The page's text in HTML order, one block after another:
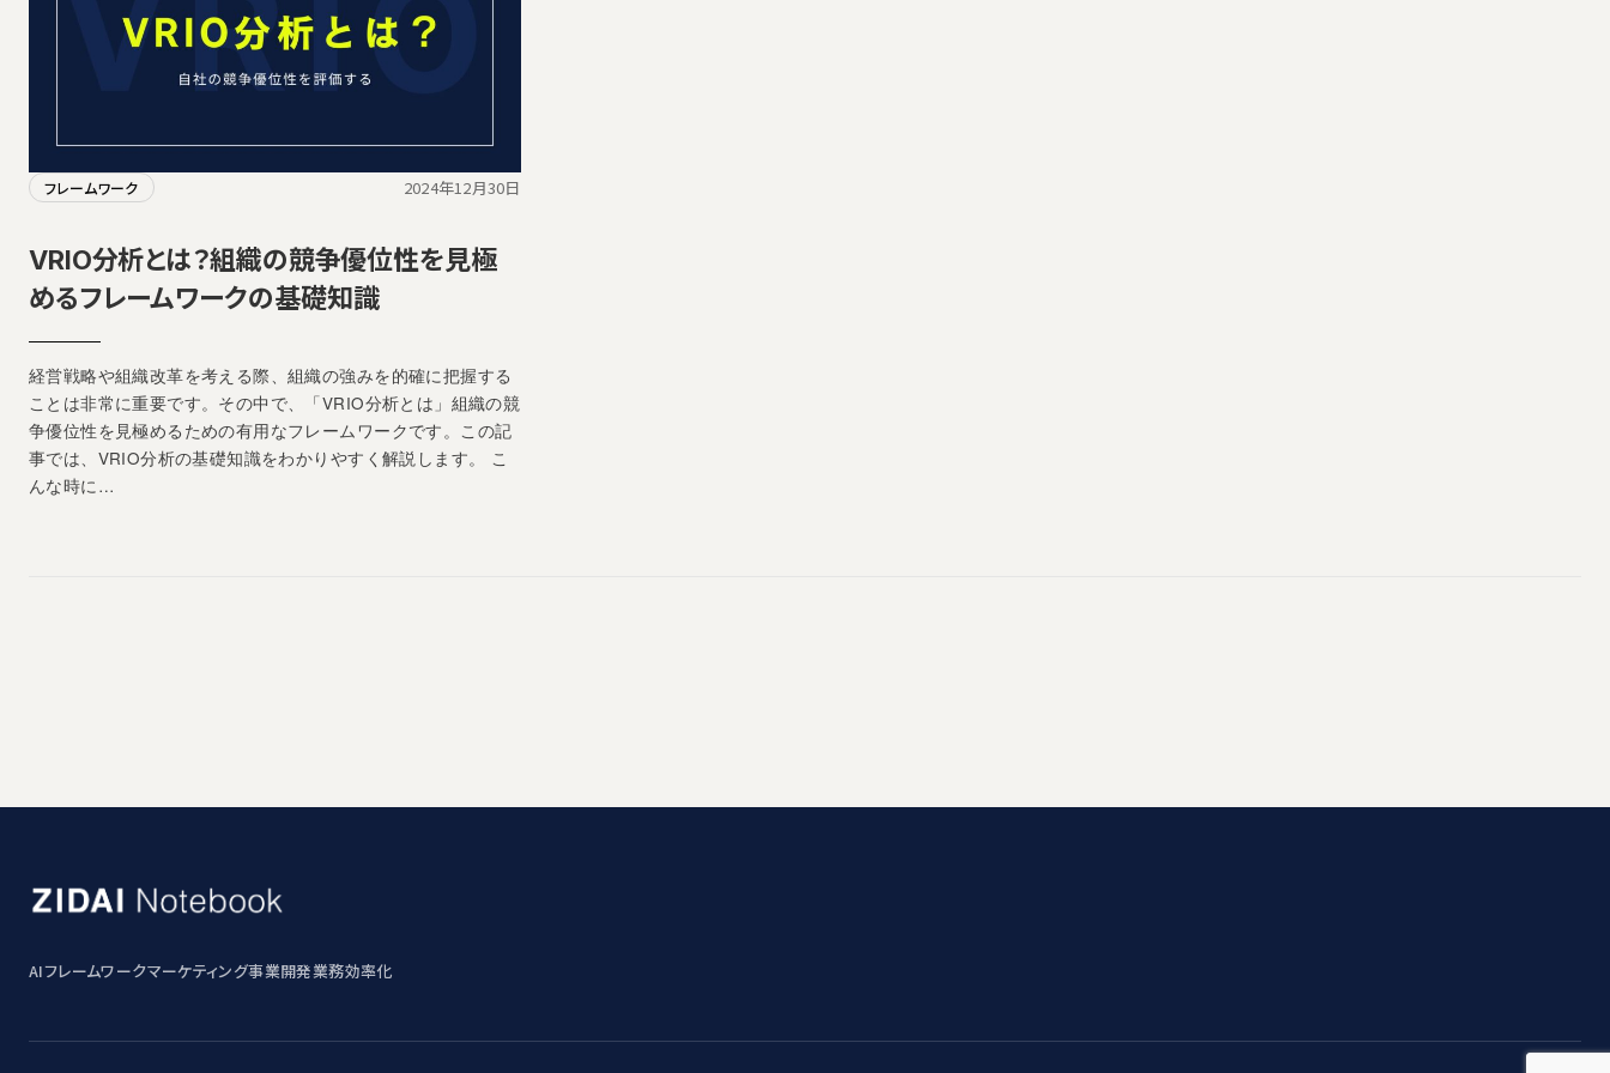
フレームワーク 2024年12月30日
VRIO分析とは？組織の競争優位性を見極
めるフレームワークの基礎知識
経営戦略や組織改革を考える際、組織の強みを的確に把握する
ことは非常に重要です。その中で、「VRIO分析とは」組織の競
争優位性を見極めるための有用なフレームワークです。この記
事では、VRIO分析の基礎知識をわかりやすく解説します。 こ
んな時に…
AIフレームワークマーケティング事業開発業務効率化